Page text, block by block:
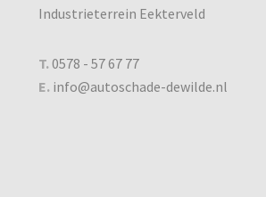
Industrieterrein Eekterveld
T. 0578 - 57 67 77
E. info@autoschade-dewilde.nl